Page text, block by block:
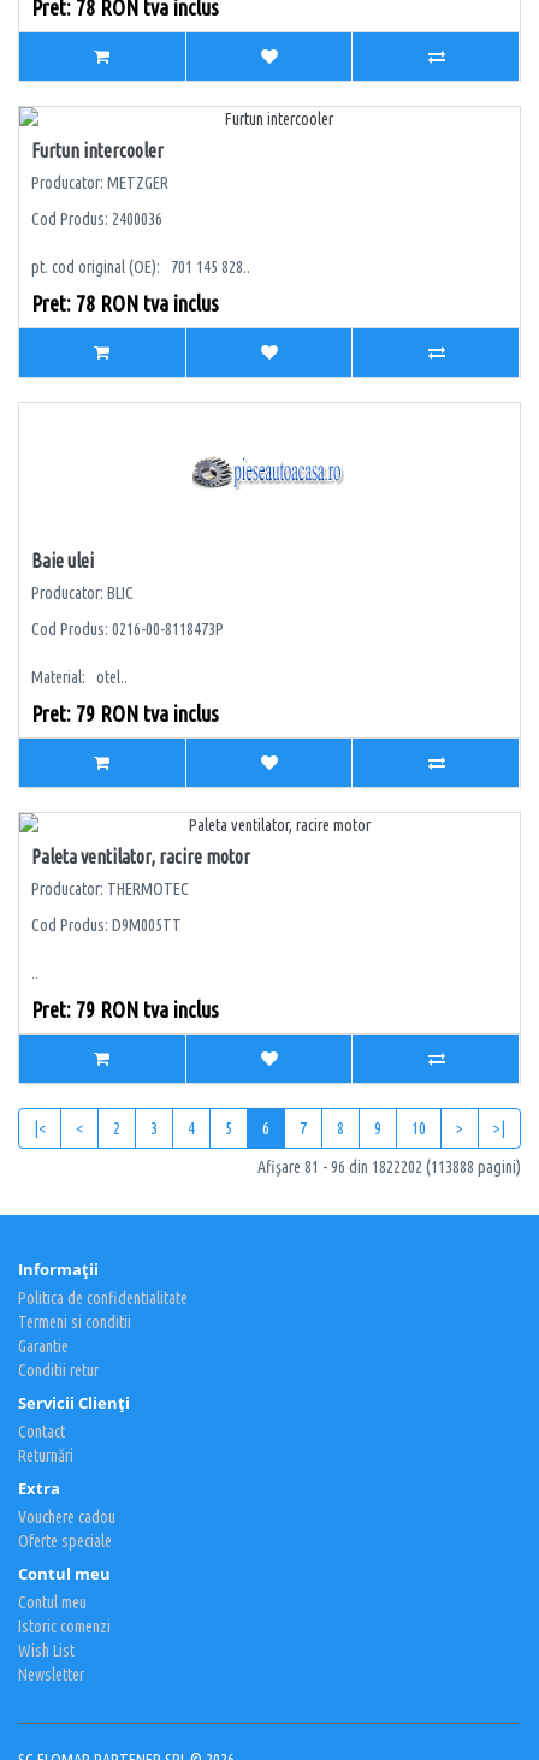
Pret: 78 RON tva inclus
Furtun intercooler
Producator: METZGER
Cod Produs: 2400036
pt. cod original (OE): 701 145 828..
Pret: 78 RON tva inclus
Baie ulei
Producator: BLIC
Cod Produs: 0216-00-8118473P
Material: otel..
Pret: 79 RON tva inclus
Paleta ventilator, racire motor
Producator: THERMOTEC
Cod Produs: D9M005TT
..
Pret: 79 RON tva inclus
|< < 2 3 4 5 6 7 8 9 10 >
>|
Afişare 81 - 96 din 1822202 (113888 pagini)
Informaţii
Politica de confidentialitate
Termeni si conditii
Garantie
Conditii retur
Servicii Clienţi
Contact
Returnări
Extra
Vouchere cadou
Oferte speciale
Contul meu
Contul meu
Istoric comenzi
Wish List
Newsletter